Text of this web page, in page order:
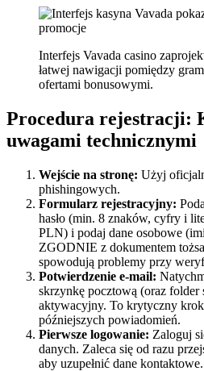
Interfejs Vavada casino
łatwej nawigacji pomiędzy
ofertami bonusowymi.
Procedura rejestracji:
uwagami technicznymi
Wejście na stronę: Użyj
phishingowych.
Formularz rejestracyjny:
hasło (min. 8 znaków, cyfry i
PLN) i podaj dane osobowe
ZGODNIE z dokumentem
spowodują problemy przy
Potwierdzenie e-mail:
skrzynkę pocztową (oraz
aktywacyjny. To krytyczny
późniejszych powiadomień.
Pierwsze logowanie: Zaloguj
danych. Zaleca się od razu
aby uzupełnić dane kontaktowe.